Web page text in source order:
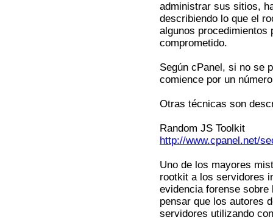
administrar sus sitios,
describiendo lo que el
algunos procedimientos
comprometido.
Según cPanel, si no se
comience por un
Otras técnicas son
Random JS Toolkit
http://www.cpanel.net/
Uno de los mayores
rootkit a los servidores
evidencia forense
pensar que los autores
servidores utilizando